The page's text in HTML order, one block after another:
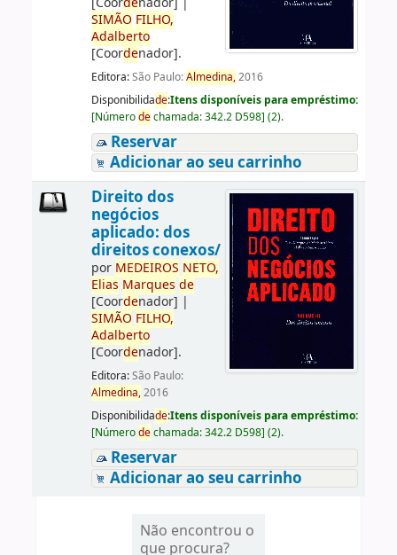
SIMÃO FILHO,
Adalberto
[Coordenador].
Editora:São Paulo:Almedina,2016
Disponibilidade:Itens disponíveis para empréstimo:
[Númerodechamada:342.2 D598] (2).
Reservar
Adicionar ao seu carrinho
Direito dos
negócios
aplicado: dos
direitos conexos/
por MEDEIROS NETO,
Elias Marques de
[Coordenador] |
SIMÃO FILHO,
Adalberto
[Coordenador].
Editora:São Paulo:
Almedina,2016
Disponibilidade:Itens disponíveis para empréstimo:
[Númerodechamada:342.2 D598] (2).
Reservar
Adicionar ao seu carrinho
Não encontrou o
que procura?